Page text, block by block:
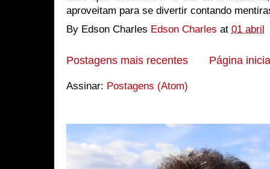
aproveitam para se divertir contando
By Edson Charles Edson Charles at 01 abril
Postagens mais recentes Página
Assinar: Postagens (Atom)